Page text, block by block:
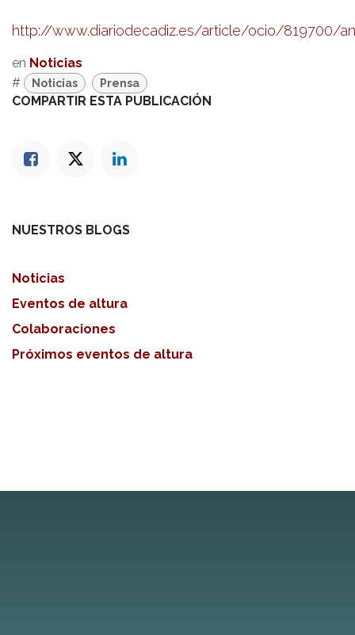
http://www.diariodecadiz.es/article/ocio/819700/
en Noticias
#
Noticias Prensa
COMPARTIR ESTA PUBLICACIÓN
NUESTROS BLOGS
Noticias
Eventos de altura
Colaboraciones
Próximos eventos de altura